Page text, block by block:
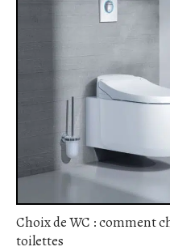
Choix de WC : comment
toilettes